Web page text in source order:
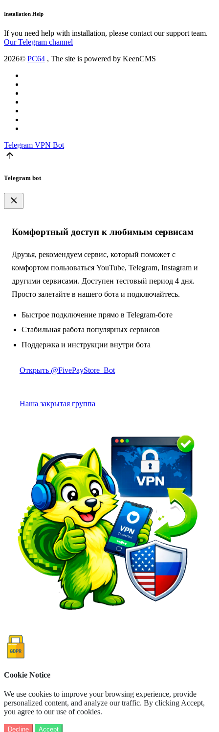
Installation Help
If you need help with installation, please contact our support team.
Our Telegram channel
2026© PC64 , The site is powered by KeenCMS
Telegram VPN Bot
Telegram bot
Комфортный доступ к любимым сервисам
Друзья, рекомендуем сервис, который поможет с
комфортом пользоваться YouTube, Telegram, Instagram и
другими сервисами. Доступен тестовый период 4 дня.
Просто залетайте в нашего бота и подключайтесь.
Быстрое подключение прямо в Telegram-боте
Стабильная работа популярных сервисов
Поддержка и инструкции внутри бота
Открыть @FivePayStore_Bot
Наша закрытая группа
Cookie Notice
We use cookies to improve your browsing experience, provide
personalized content, and analyze our traffic. By clicking Accept,
you agree to our use of cookies.
Decline Accept